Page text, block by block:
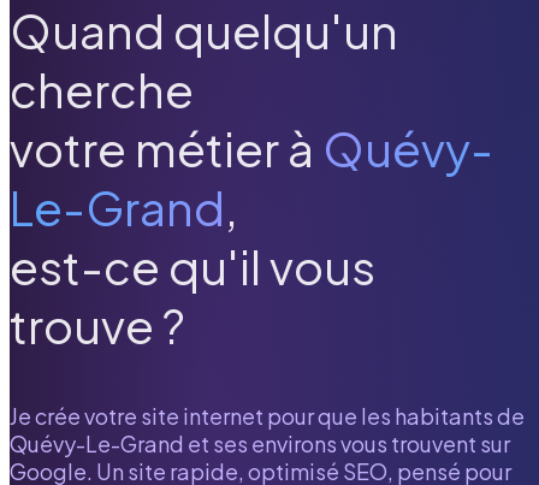
Quand quelqu'un
cherche
votre métier à Quévy-
Le-Grand,
est-ce qu'il vous
trouve ?
Je crée votre site internet pour que les habitants de
Quévy-Le-Grand et ses environs vous trouvent sur
Google. Un site rapide, optimisé SEO, pensé pour